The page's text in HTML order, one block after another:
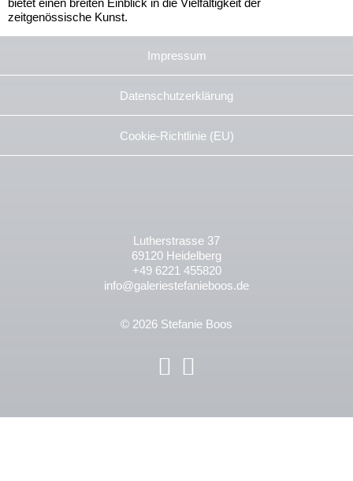
bietet einen breiten Einblick in die Vielfältigkeit der
zeitgenössische Kunst.
Impressum
Datenschutzerklärung
Cookie-Richtlinie (EU)
Lutherstrasse 37
69120 Heidelberg
+49 6221 455820
info@galeriestefanieboos.de
© 2026 Stefanie Boos